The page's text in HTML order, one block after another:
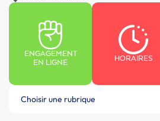
ENGAGEMENT
EN LIGNE
HORAIRES
Choisir une rubrique